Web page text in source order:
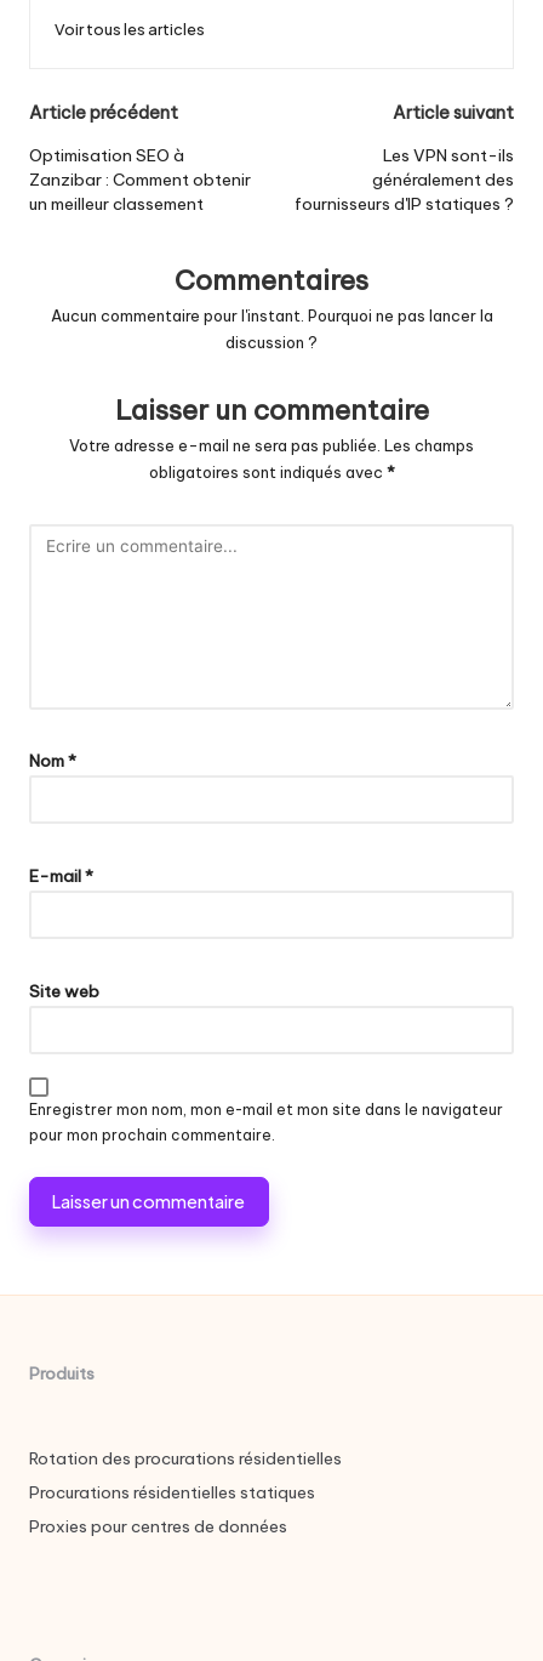
Voir tous les articles
Navigation
postale
Article précédent
Optimisation SEO à
Zanzibar : Comment obtenir
un meilleur classement
Article suivant
Les VPN sont-ils
généralement des
fournisseurs d'IP statiques ?
Commentaires
Aucun commentaire pour l'instant. Pourquoi ne pas lancer la
discussion ?
Laisser un commentaire
Votre adresse e-mail ne sera pas publiée. Les champs
obligatoires sont indiqués avec *
Nom*
E-mail*
Site web
Enregistrer mon nom, mon e-mail et mon site dans le navigateur
pour mon prochain commentaire.
Produits
Rotation des procurations résidentielles
Procurations résidentielles statiques
Proxies pour centres de données